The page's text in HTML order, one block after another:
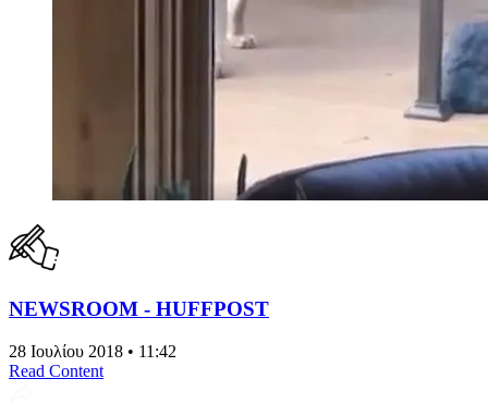
NEWSROOM - HUFFPOST
28 Ιουλίου 2018 • 11:42
Read Content